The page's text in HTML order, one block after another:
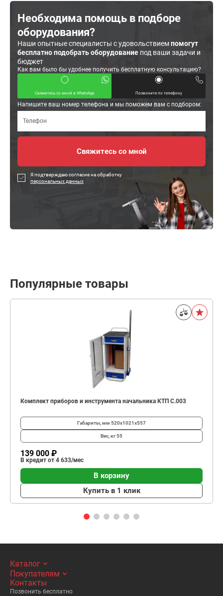
Необходима помощь в подборе
оборудования?
Наши опытные специалисты с удовольствиемпомогут
бесплатно подобрать оборудование под ваши задачи и
бюджет
Как вам было бы удобнее получить бесплатную консультацию?
Свяжитесь со мной в WhatsApp Позвоните по телефону
Напишите ваш номер телефона и мы поможем вам с подбором:
Я подтверждаю согласие на обработку
персональных данных
Популярные товары
Комплект приборов и инструмента начальника КТП C.003
Габариты, мм 520х1021х557
Вес, кг55
139 000 ₽
В кредит от 4 633/мес
В корзину
Купить в 1 клик
Каталог
Покупателям
Контакты
Позвонить бесплатно